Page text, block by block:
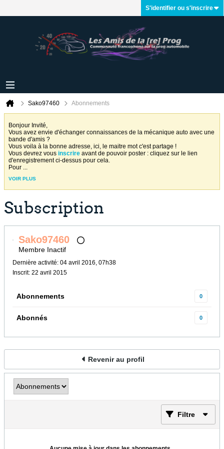
S'identifier ou s'inscrire
Sako97460 Abonnements
Bonjour Invité,
Vous avez envie d'échanger connaissances de la mécanique auto avec une
bande d'amis ?
Vous voila à la bonne adresse, ici, le maitre mot c'est partage !
Vous devrez vous inscrire avant de pouvoir poster : cliquez sur le lien
d'enregistrement ci-dessus pour cela.
Pour ...
VOIR PLUS
Subscription
Sako97460
Membre Inactif
Dernière activité: 04 avril 2016, 07h38
Inscrit: 22 avril 2015
Abonnements 0
Abonnés 0
Revenir au profil
Filtre